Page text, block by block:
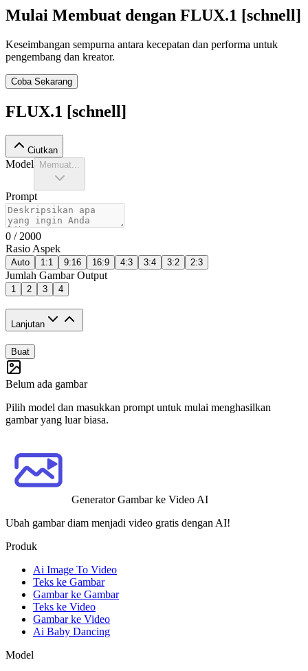
Mulai Membuat dengan FLUX.1 [schnell]
Keseimbangan sempurna antara kecepatan dan performa untuk
pengembang dan kreator.
Coba Sekarang
FLUX.1 [schnell]
Ciutkan
Model Memuat...
Prompt
0 / 2000
Rasio Aspek
Auto 1:1 9:16 16:9 4:3 3:4 3:2 2:3
Jumlah Gambar Output
1 2 3 4
Lanjutan
Buat
Belum ada gambar
Pilih model dan masukkan prompt untuk mulai menghasilkan
gambar yang luar biasa.
Generator Gambar ke Video AI
Ubah gambar diam menjadi video gratis dengan AI!
Produk
Ai Image To Video
Teks ke Gambar
Gambar ke Gambar
Teks ke Video
Gambar ke Video
Ai Baby Dancing
Model